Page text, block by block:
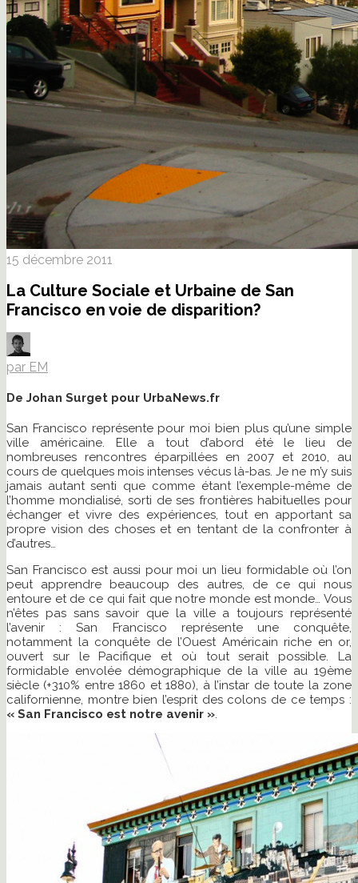
15 décembre 2011
La Culture Sociale et Urbaine de San
Francisco en voie de disparition?
par EM
De Johan Surget pour UrbaNews.fr
San Francisco représente pour moi bien plus qu’une simple
ville américaine. Elle a tout d’abord été le lieu de
nombreuses rencontres éparpillées en 2007 et 2010, au
cours de quelques mois intenses vécus là-bas. Je ne m’y suis
jamais autant senti que comme étant l’exemple-même de
l’homme mondialisé, sorti de ses frontières habituelles pour
échanger et vivre des expériences, tout en apportant sa
propre vision des choses et en tentant de la confronter à
d’autres…
San Francisco est aussi pour moi un lieu formidable où l’on
peut apprendre beaucoup des autres, de ce qui nous
entoure et de ce qui fait que notre monde est monde… Vous
n’êtes pas sans savoir que la ville a toujours représenté
l’avenir : San Francisco représente une conquête,
notamment la conquête de l’Ouest Américain riche en or,
ouvert sur le Pacifique et où tout serait possible. La
formidable envolée démographique de la ville au 19ème
siècle (+310% entre 1860 et 1880), à l’instar de toute la zone
californienne, montre bien l’esprit des colons de ce temps :
« San Francisco est notre avenir ».